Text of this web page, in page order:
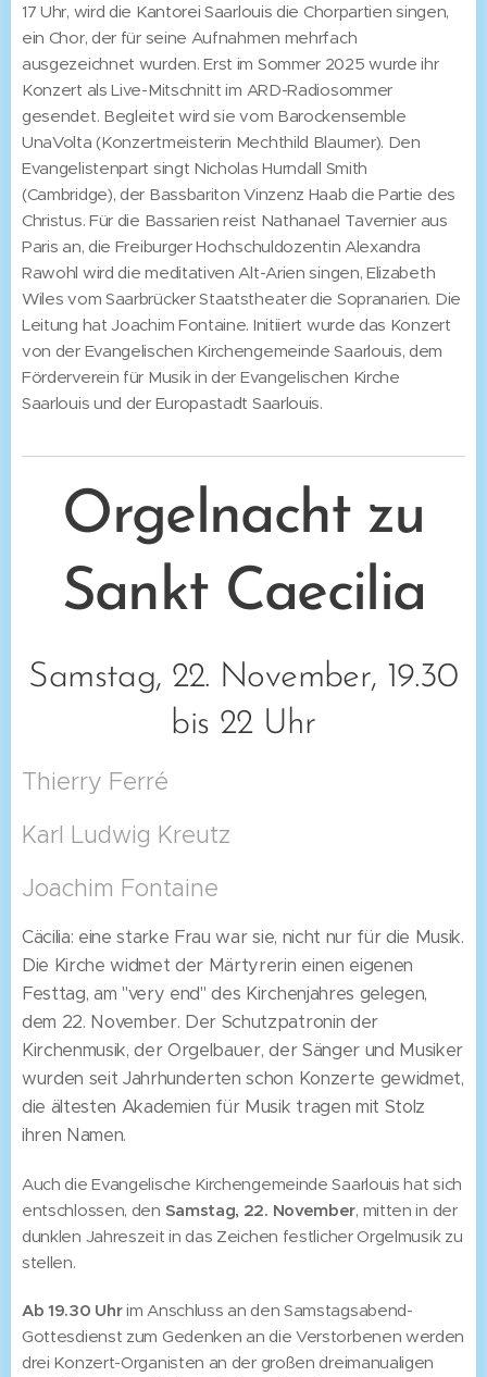
17 Uhr, wird die Kantorei Saarlouis die Chorpartien singen,
ein Chor, der für seine Aufnahmen mehrfach
ausgezeichnet wurden. Erst im Sommer 2025 wurde ihr
Konzert als Live-Mitschnitt im ARD-Radiosommer
gesendet. Begleitet wird sie vom Barockensemble
UnaVolta (Konzertmeisterin Mechthild Blaumer). Den
Evangelistenpart singt Nicholas Hurndall Smith
(Cambridge), der Bassbariton Vinzenz Haab die Partie des
Christus. Für die Bassarien reist Nathanael Tavernier aus
Paris an, die Freiburger Hochschuldozentin Alexandra
Rawohl wird die meditativen Alt-Arien singen, Elizabeth
Wiles vom Saarbrücker Staatstheater die Sopranarien. Die
Leitung hat Joachim Fontaine. Initiiert wurde das Konzert
von der Evangelischen Kirchengemeinde Saarlouis, dem
Förderverein für Musik in der Evangelischen Kirche
Saarlouis und der Europastadt Saarlouis.
Orgelnacht zu
Sankt Caecilia
Samstag, 22. November, 19.30
bis 22 Uhr
Thierry Ferré
Karl Ludwig Kreutz
Joachim Fontaine
Cäcilia: eine starke Frau war sie, nicht nur für die Musik.
Die Kirche widmet der Märtyrerin einen eigenen
Festtag, am "very end" des Kirchenjahres gelegen,
dem 22. November. Der Schutzpatronin der
Kirchenmusik, der Orgelbauer, der Sänger und Musiker
wurden seit Jahrhunderten schon Konzerte gewidmet,
die ältesten Akademien für Musik tragen mit Stolz
ihren Namen.
Auch die Evangelische Kirchengemeinde Saarlouis hat sich
entschlossen, den Samstag, 22. November, mitten in der
dunklen Jahreszeit in das Zeichen festlicher Orgelmusik zu
stellen.
Ab 19.30 Uhrim Anschluss an den Samstagsabend-
Gottesdienst zum Gedenken an die Verstorbenen werden
drei Konzert-Organisten an der großen dreimanualigen